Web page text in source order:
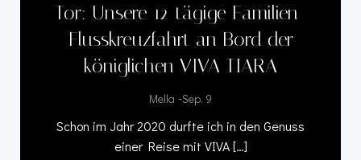
Tor: Unsere 12-tägige Familien-
Flusskreuzfahrt an Bord der
königlichen VIVA TIARA
Mella -Sep. 9
Schon im Jahr 2020 durfte ich in den Genuss
einer Reise mit VIVA […]